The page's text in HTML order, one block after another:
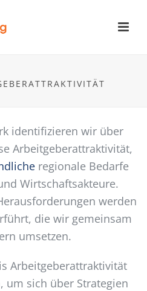
identifizieren wir über
Arbeitgeberattraktivität,
regionale Bedarfe
Wirtschaftsakteure.
werden
die wir gemeinsam
umsetzen.
Arbeitgeberattraktivität
um sich über Strategien